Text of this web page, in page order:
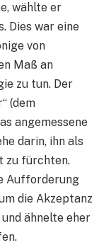
wählte er
Dies war eine
von
Maß an
zu tun. Der
(dem
angemessene
darin, ihn als
zu fürchten.
Aufforderung
die Akzeptanz
ähnelte eher